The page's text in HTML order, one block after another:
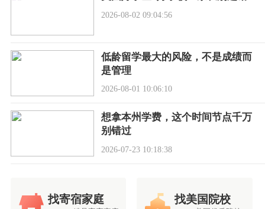
2026-08-02 09:04:56
低龄留学最大的风险，不是成绩而
是管理
2026-08-01 10:06:10
想拿本州学费，这个时间节点千万
别错过
2026-07-23 10:18:38
找寄宿家庭 找美国院校